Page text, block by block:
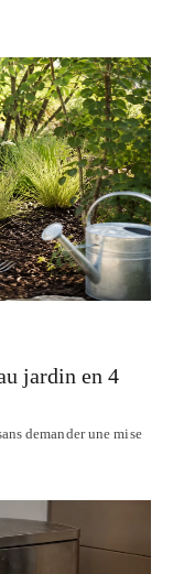
jardin en 4
demander une mise